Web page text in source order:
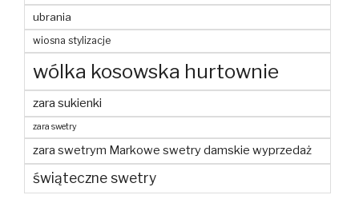
ubrania
wiosna stylizacje
wólka kosowska hurtownie
zara sukienki
zara swetry
zara swetrym Markowe swetry damskie wyprzedaż
świąteczne swetry